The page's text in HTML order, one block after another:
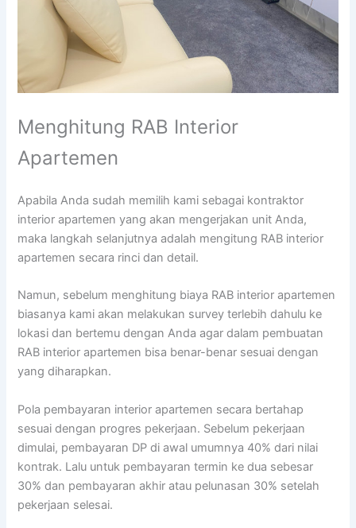
Menghitung RAB Interior
Apartemen
Apabila Anda sudah memilih kami sebagai kontraktor
interior apartemen yang akan mengerjakan unit Anda,
maka langkah selanjutnya adalah mengitung RAB interior
apartemen secara rinci dan detail.
Namun, sebelum menghitung biaya RAB interior apartemen
biasanya kami akan melakukan survey terlebih dahulu ke
lokasi dan bertemu dengan Anda agar dalam pembuatan
RAB interior apartemen bisa benar-benar sesuai dengan
yang diharapkan.
Pola pembayaran interior apartemen secara bertahap
sesuai dengan progres pekerjaan. Sebelum pekerjaan
dimulai, pembayaran DP di awal umumnya 40% dari nilai
kontrak. Lalu untuk pembayaran termin ke dua sebesar
30% dan pembayaran akhir atau pelunasan 30% setelah
pekerjaan selesai.